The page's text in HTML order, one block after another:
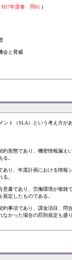
H17年度春 問61 )
会と脅威
ント（SLA）という考え方
形態であり、機密情報漏え
。
り、年度計画における情報
。
書であり、労働環境が複雑
定したものである。
事項であり、課金項目、問
かった場合の罰則規定も盛